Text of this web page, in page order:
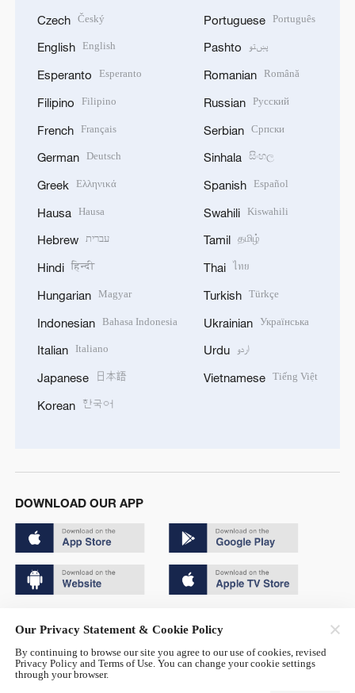
Czech Český
English English
Esperanto Esperanto
Filipino Filipino
French Français
German Deutsch
Greek Ελληνικά
Hausa Hausa
Hebrew עברית
Hindi हिन्दी
Hungarian Magyar
Indonesian Bahasa Indonesia
Italian Italiano
Japanese 日本語
Korean 한국어
Portuguese Português
Pashto پښتو
Romanian Română
Russian Русский
Serbian Српски
Sinhala සිංහල
Spanish Español
Swahili Kiswahili
Tamil தமிழ்
Thai ไทย
Turkish Türkçe
Ukrainian Українська
Urdu اردو
Vietnamese Tiếng Việt
DOWNLOAD OUR APP
京ICP备20000184号
京公网安备 11010502050052号
Our Privacy Statement & Cookie Policy
By continuing to browse our site you agree to our use of cookies, revised
Privacy Policy and Terms of Use. You can change your cookie settings
through your browser.